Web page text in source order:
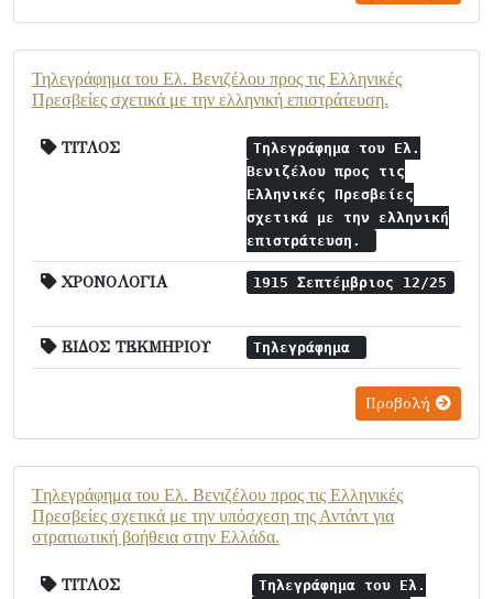
Τηλεγράφημα του Ελ. Βενιζέλου προς τις Ελληνικές
Πρεσβείες σχετικά με την ελληνική επιστράτευση.
ΤΙΤΛΟΣ
Τηλεγράφημα του Ελ.
Βενιζέλου προς τις
Ελληνικές Πρεσβείες
σχετικά με την ελληνική
επιστράτευση.
ΧΡΟΝΟΛΟΓΙΑ 1915 Σεπτέμβριος 12/25
ΕΙΔΟΣ ΤΕΚΜΗΡΙΟΥ Τηλεγράφημα
Προβολή
Tηλεγράφημα του Ελ. Βενιζέλου προς τις Ελληνικές
Πρεσβείες σχετικά με την υπόσχεση της Αντάντ για
στρατιωτική βοήθεια στην Ελλάδα.
ΤΙΤΛΟΣ
Tηλεγράφημα του Ελ.